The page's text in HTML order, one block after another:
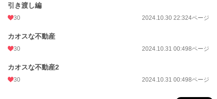
引き渡し編
30 2024.10.30 22:324ページ
カオスな不動産
30 2024.10.31 00:498ページ
カオスな不動産2
30 2024.10.31 00:498ページ